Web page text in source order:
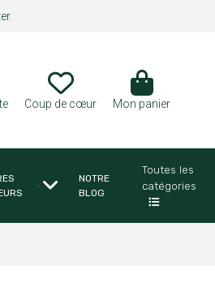
.
Coup de cœur Mon panier
<
NOTRE
BLOG
Toutes les
catégories